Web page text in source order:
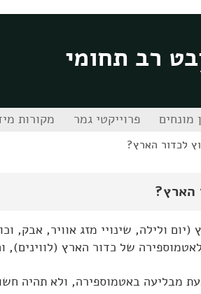
רב תחומי
מונחים פרוייקטי גמר מקורות
לכדור הארץ?
הארץ?
ולילה, שינויי מזג אוויר, אבק,
של כדור הארץ (לווינים),